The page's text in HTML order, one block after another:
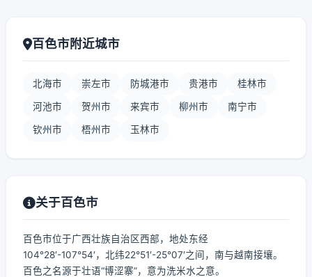
百色市附近城市
北海市 崇左市 防城港市 贵港市 桂林市
河池市 贺州市 来宾市 柳州市 南宁市
钦州市 梧州市 玉林市
关于百色市
百色市位于广西壮族自治区西部，地处东经
104°28′-107°54′，北纬22°51′-25°07′之间，南与越南接壤。
百色之名源于壮语“博涩寨”，意为洗米水之意。